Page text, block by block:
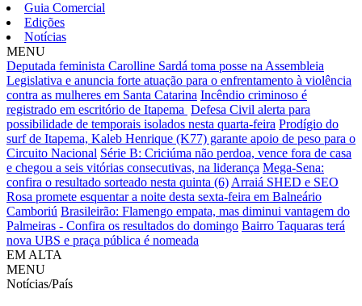
Guia Comercial
Edições
Notícias
MENU
Deputada feminista Carolline Sardá toma posse na Assembleia
Legislativa e anuncia forte atuação para o enfrentamento à violência
contra as mulheres em Santa Catarina Incêndio criminoso é
registrado em escritório de Itapema Defesa Civil alerta para
possibilidade de temporais isolados nesta quarta-feira Prodígio do
surf de Itapema, Kaleb Henrique (K77) garante apoio de peso para o
Circuito Nacional Série B: Criciúma não perdoa, vence fora de casa
e chegou a seis vitórias consecutivas, na liderança Mega-Sena:
confira o resultado sorteado nesta quinta (6) Arraiá SHED e SEO
Rosa promete esquentar a noite desta sexta-feira em Balneário
Camboriú Brasileirão: Flamengo empata, mas diminui vantagem do
Palmeiras - Confira os resultados do domingo Bairro Taquaras terá
nova UBS e praça pública é nomeada
EM ALTA
MENU
Notícias/País